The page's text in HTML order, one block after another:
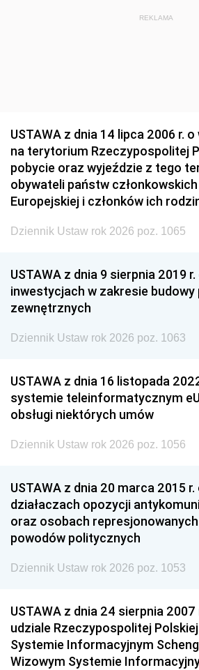
REKLAMA
USTAWA z dnia 14 lipca 2006 r.
na terytorium Rzeczypospolitej
pobycie oraz wyjeździe z tego
obywateli państw członkowskich
Europejskiej i członków ich
Dziennik Ustaw rok 2026 poz. 1065
USTAWA z dnia 9 sierpnia 2019 r.
inwestycjach w zakresie
zewnętrznych
Dziennik Ustaw rok 2026 poz. 1063
USTAWA z dnia 16 listopada
systemie teleinformatycznym
obsługi niektórych umów
Dziennik Ustaw rok 2026 poz. 1056
USTAWA z dnia 20 marca 2015 r.
działaczach opozycji
oraz osobach
powodów politycznych
Dziennik Ustaw rok 2026 poz. 1053
USTAWA z dnia 24 sierpnia 2007
udziale Rzeczypospolitej
Systemie Informacyjnym
Wizowym Systemie